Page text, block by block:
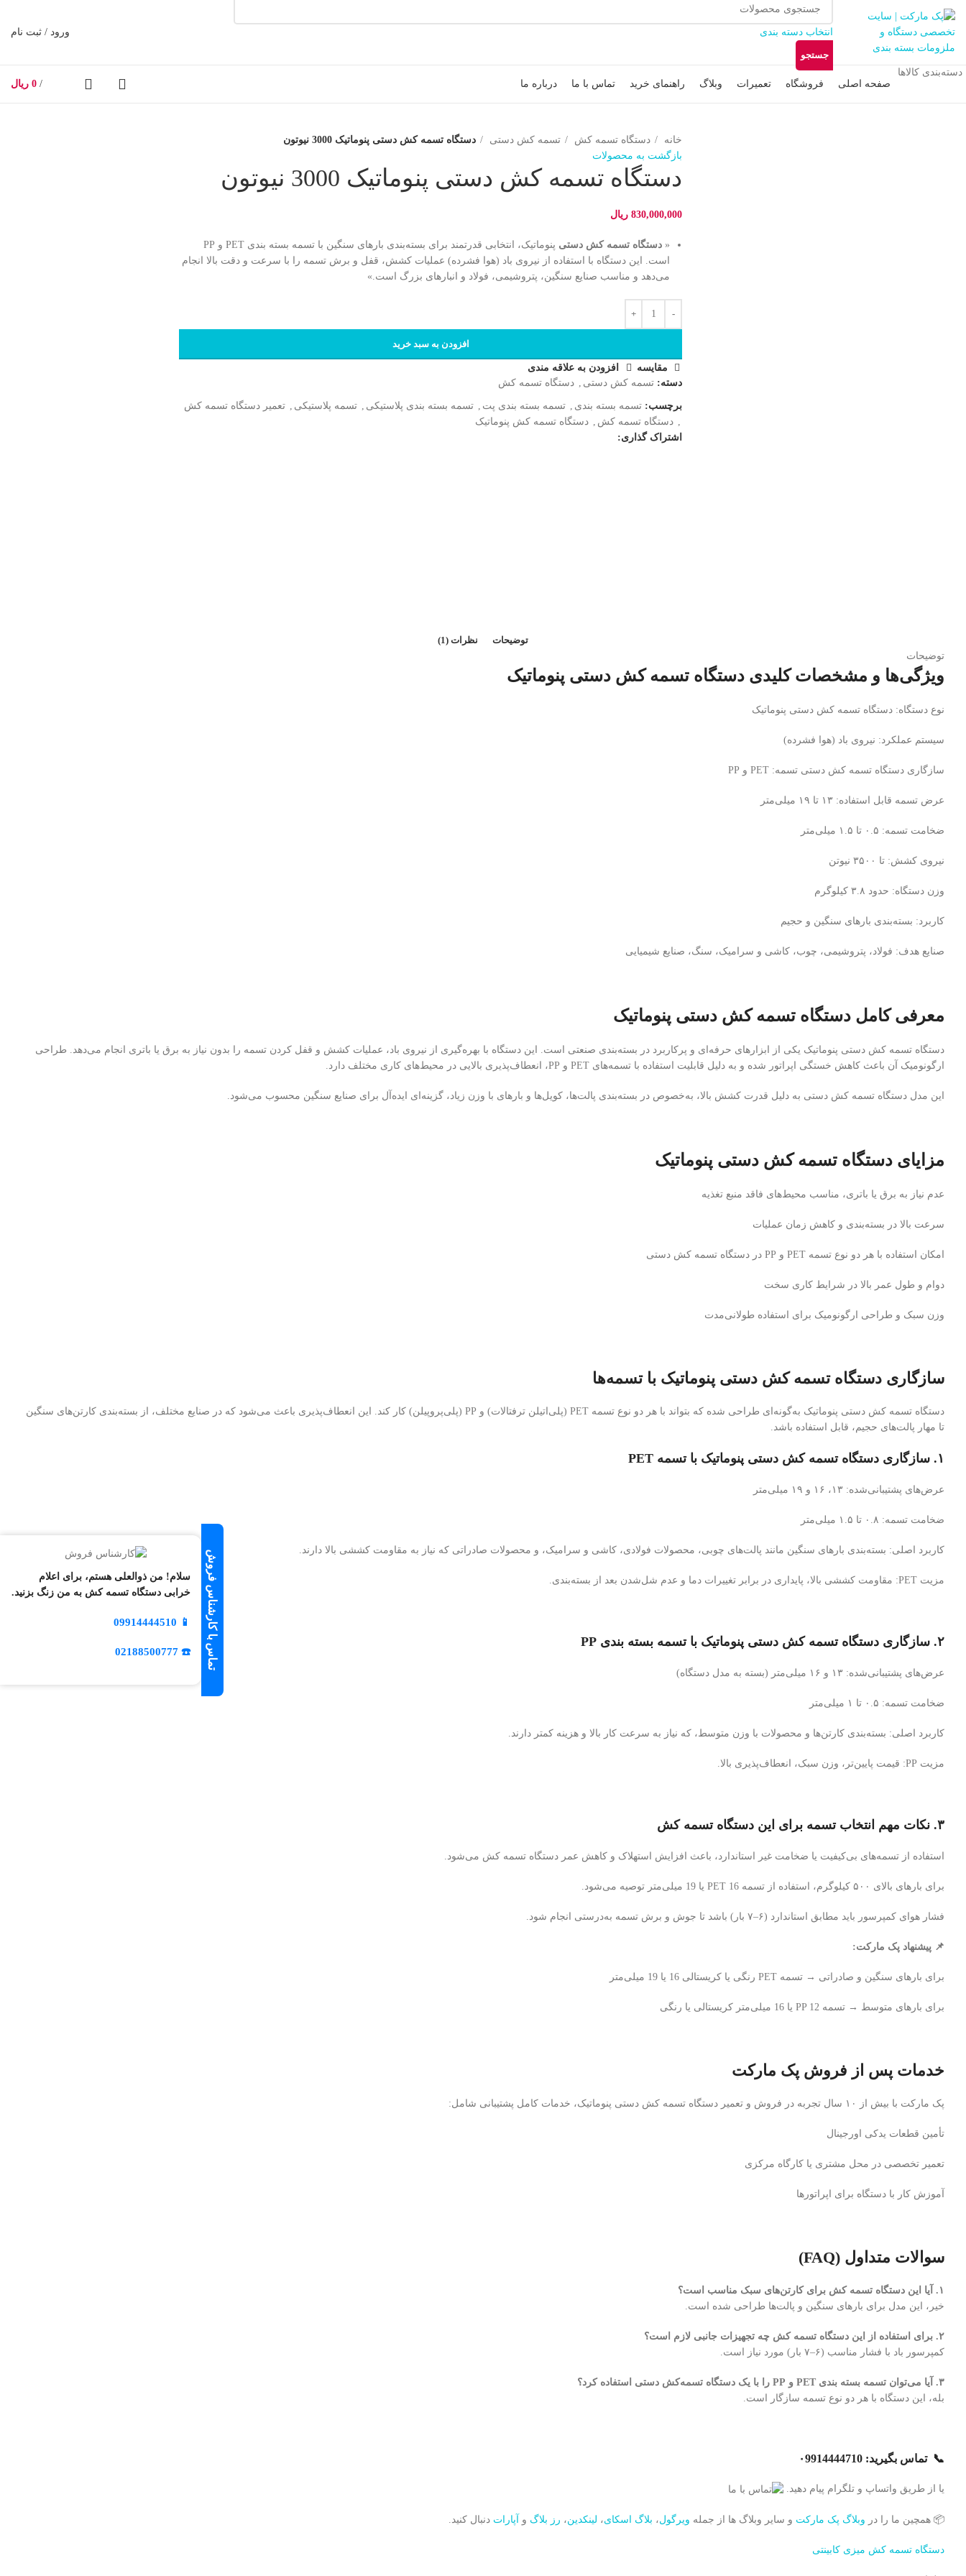
انتخاب دسته بندی
جستجو
ورود / ثبت نام
دسته‌بندی کالاها
صفحه اصلی
فروشگاه تعمیرات وبلاگ راهنمای خرید تماس با ما درباره ما /
0 ریال
خانه دستگاه تسمه کش تسمه کش دستی
دستگاه تسمه‌ کش دستی پنوماتیک 3000 نیوتون
بازگشت به محصولات
دستگاه تسمه‌ کش دستی پنوماتیک 3000 نیوتون
830,000,000 ریال
« دستگاه تسمه‌ کش دستی
پنوماتیک، انتخابی قدرتمند برای بسته‌بندی بارهای سنگین با تسمه‌ بسته بندی PET و PP
است. این دستگاه با استفاده از نیروی باد (هوا فشرده) عملیات کشش، قفل و برش تسمه را با سرعت و دقت بالا انجام
می‌دهد و مناسب صنایع سنگین، پتروشیمی، فولاد و انبارهای بزرگ است.»
افزودن به سبد خرید
مقایسه
افزودن به علاقه مندی
دسته: تسمه کش دستی , دستگاه تسمه کش
برچسب: تسمه بسته بندی , تسمه بسته بندی پت , تسمه بسته بندی پلاستیکی , تسمه پلاستیکی , تعمیر دستگاه تسمه کش
, دستگاه تسمه کش , دستگاه تسمه کش پنوماتیک
اشتراک گذاری:
توضیحات
نظرات (1)
توضیحات
ویژگی‌ها و مشخصات کلیدی دستگاه تسمه کش دستی پنوماتیک
نوع دستگاه: دستگاه تسمه‌ کش دستی پنوماتیک
سیستم عملکرد: نیروی باد (هوا فشرده)
سازگاری دستگاه تسمه‌ کش دستی تسمه: PET و PP
عرض تسمه قابل استفاده: ۱۳ تا ۱۹ میلی‌متر
ضخامت تسمه: ۰.۵ تا ۱.۵ میلی‌متر
نیروی کشش: تا ۳۵۰۰ نیوتن
وزن دستگاه: حدود ۳.۸ کیلوگرم
کاربرد: بسته‌بندی بارهای سنگین و حجیم
صنایع هدف: فولاد، پتروشیمی، چوب، کاشی و سرامیک، سنگ، صنایع شیمیایی
معرفی کامل دستگاه تسمه‌ کش دستی پنوماتیک
دستگاه تسمه‌ کش دستی پنوماتیک یکی از ابزارهای حرفه‌ای و پرکاربرد در بسته‌بندی صنعتی است. این دستگاه با بهره‌گیری از نیروی باد، عملیات کشش و قفل کردن تسمه را بدون نیاز به برق یا باتری انجام می‌دهد. طراحی
ارگونومیک آن باعث کاهش خستگی اپراتور شده و به دلیل قابلیت استفاده با تسمه‌های PET و PP، انعطاف‌پذیری بالایی در محیط‌های کاری مختلف دارد.
این مدل دستگاه تسمه‌ کش دستی به دلیل قدرت کشش بالا، به‌خصوص در بسته‌بندی پالت‌ها، کویل‌ها و بارهای با وزن زیاد، گزینه‌ای ایده‌آل برای صنایع سنگین محسوب می‌شود.
مزایای دستگاه تسمه کش دستی پنوماتیک
عدم نیاز به برق یا باتری، مناسب محیط‌های فاقد منبع تغذیه
سرعت بالا در بسته‌بندی و کاهش زمان عملیات
امکان استفاده با هر دو نوع تسمه PET و PP در دستگاه تسمه‌ کش دستی
دوام و طول عمر بالا در شرایط کاری سخت
وزن سبک و طراحی ارگونومیک برای استفاده طولانی‌مدت
سازگاری دستگاه تسمه‌ کش دستی پنوماتیک با تسمه‌ها
دستگاه تسمه‌ کش دستی پنوماتیک به‌گونه‌ای طراحی شده که بتواند با هر دو نوع تسمه PET (پلی‌اتیلن ترفتالات) و PP (پلی‌پروپیلن) کار کند. این انعطاف‌پذیری باعث می‌شود که در صنایع مختلف، از بسته‌بندی کارتن‌های سنگین
تا مهار پالت‌های حجیم، قابل استفاده باشد.
۱. سازگاری دستگاه تسمه‌ کش دستی پنوماتیک با تسمه PET
عرض‌های پشتیبانی‌شده: ۱۳، ۱۶ و ۱۹ میلی‌متر
ضخامت تسمه: ۰.۸ تا ۱.۵ میلی‌متر
کاربرد اصلی: بسته‌بندی بارهای سنگین مانند پالت‌های چوبی، محصولات فولادی، کاشی و سرامیک، و محصولات صادراتی که نیاز به مقاومت کششی بالا دارند.
مزیت PET: مقاومت کششی بالا، پایداری در برابر تغییرات دما و عدم شل‌شدن بعد از بسته‌بندی.
۲. سازگاری دستگاه تسمه‌ کش دستی پنوماتیک با تسمه بسته بندی PP
عرض‌های پشتیبانی‌شده: ۱۳ و ۱۶ میلی‌متر (بسته به مدل دستگاه)
ضخامت تسمه: ۰.۵ تا ۱ میلی‌متر
کاربرد اصلی: بسته‌بندی کارتن‌ها و محصولات با وزن متوسط، که نیاز به سرعت کار بالا و هزینه کمتر دارند.
مزیت PP: قیمت پایین‌تر، وزن سبک، انعطاف‌پذیری بالا.
۳. نکات مهم انتخاب تسمه برای این دستگاه تسمه‌ کش
استفاده از تسمه‌های بی‌کیفیت یا ضخامت غیر استاندارد، باعث افزایش استهلاک و کاهش عمر دستگاه تسمه‌ کش می‌شود.
برای بارهای بالای ۵۰۰ کیلوگرم، استفاده از تسمه PET 16 یا 19 میلی‌متر توصیه می‌شود.
فشار هوای کمپرسور باید مطابق استاندارد (۶–۷ بار) باشد تا جوش و برش تسمه به‌درستی انجام شود.
📌 پیشنهاد پک مارکت:
برای بارهای سنگین و صادراتی → تسمه PET رنگی یا کریستالی 16 یا 19 میلی‌متر
برای بارهای متوسط → تسمه PP 12 یا 16 میلی‌متر کریستالی یا رنگی
خدمات پس از فروش پک مارکت
پک مارکت با بیش از ۱۰ سال تجربه در فروش و تعمیر دستگاه تسمه‌ کش دستی پنوماتیک، خدمات کامل پشتیبانی شامل:
تأمین قطعات یدکی اورجینال
تعمیر تخصصی در محل مشتری یا کارگاه مرکزی
آموزش کار با دستگاه برای اپراتورها
سوالات متداول (FAQ)
۱. آیا این دستگاه تسمه‌ کش برای کارتن‌های سبک مناسب است؟
خیر، این مدل برای بارهای سنگین و پالت‌ها طراحی شده است.
۲. برای استفاده از این دستگاه تسمه‌ کش چه تجهیزات جانبی لازم است؟
کمپرسور باد با فشار مناسب (۶–۷ بار) مورد نیاز است.
۳. آیا می‌توان تسمه بسته بندی PET و PP را با یک دستگاه تسمه‌کش دستی استفاده کرد؟
بله، این دستگاه با هر دو نوع تسمه سازگار است.
📞 تماس بگیرید: ۰9914444710
یا از طریق واتساپ و تلگرام پیام دهید.
📦 همچین ما را در وبلاگ پک مارکت و سایر وبلاگ ها از جمله ویرگول، بلاگ اسکای، لینکدین، رز بلاگ و آپارات دنبال کنید.
دستگاه تسمه کش میزی کابینتی
تماس با کارشناس فروش
سلام! من ذوالعلی هستم، برای اعلام
خرابی دستگاه تسمه کش به من زنگ بزنید.
📱
09914444510
☎️ 02188500777